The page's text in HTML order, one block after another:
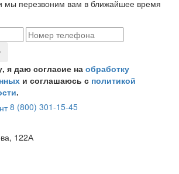
мы перезвоним вам в ближайшее время
я даю согласие на обработку
и соглашаюсь с политикой
.
8 (800) 301-15-45
122А